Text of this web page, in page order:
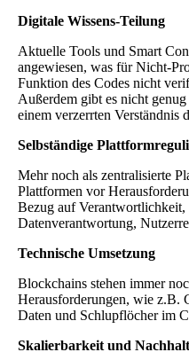
Digitale Wissens-Teilung
Aktuelle Tools und Smart
angewiesen, was für Nicht-
Funktion des Codes nicht
Außerdem gibt es nicht
einem verzerrten Verständnis
Selbständige
Mehr noch als zentralisierte
Plattformen vor
Bezug auf
Datenverantwortung,
Technische Umsetzung
Blockchains stehen immer
Herausforderungen, wie z.B.
Daten und Schlupflöcher im
Skalierbarkeit und